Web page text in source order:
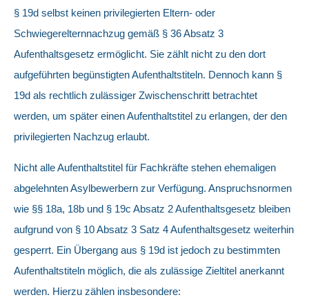
§ 19d selbst keinen privilegierten Eltern- oder
Schwiegerelternnachzug gemäß § 36 Absatz 3
Aufenthaltsgesetz ermöglicht. Sie zählt nicht zu den dort
aufgeführten begünstigten Aufenthaltstiteln. Dennoch kann §
19d als rechtlich zulässiger Zwischenschritt betrachtet
werden, um später einen Aufenthaltstitel zu erlangen, der den
privilegierten Nachzug erlaubt.
Nicht alle Aufenthaltstitel für Fachkräfte stehen ehemaligen
abgelehnten Asylbewerbern zur Verfügung. Anspruchsnormen
wie §§ 18a, 18b und § 19c Absatz 2 Aufenthaltsgesetz bleiben
aufgrund von § 10 Absatz 3 Satz 4 Aufenthaltsgesetz weiterhin
gesperrt. Ein Übergang aus § 19d ist jedoch zu bestimmten
Aufenthaltstiteln möglich, die als zulässige Zieltitel anerkannt
werden. Hierzu zählen insbesondere: